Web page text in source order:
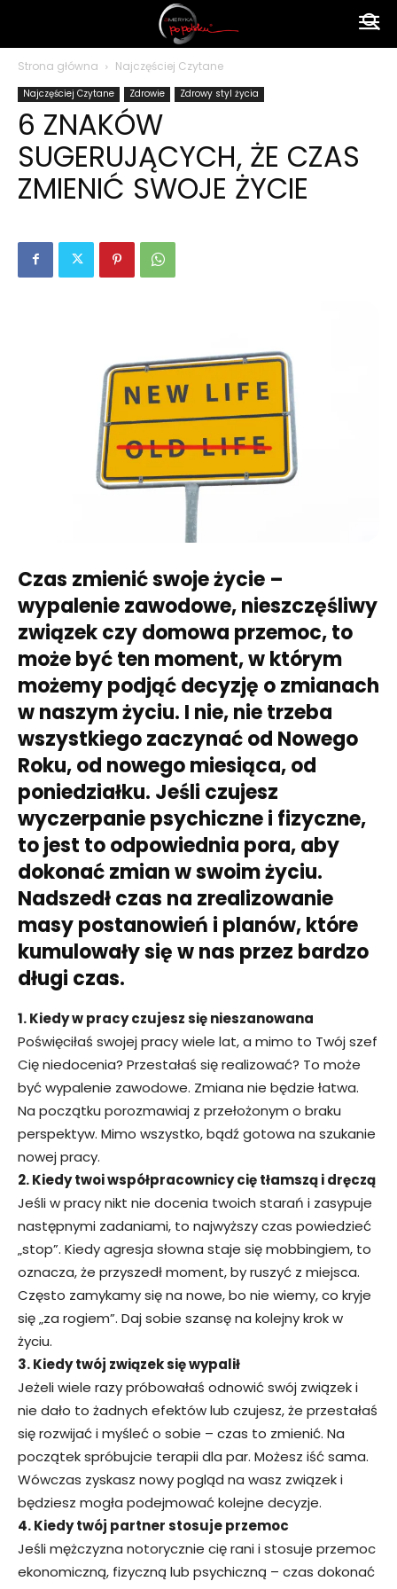
polsku
Strona główna Najczęściej Czytane
Najczęściej Czytane Zdrowie Zdrowy styl życia
6 ZNAKÓW
SUGERUJĄCYCH, ŻE CZAS
ZMIENIĆ SWOJE ŻYCIE
Czas zmienić swoje życie –
wypalenie zawodowe, nieszczęśliwy
związek czy domowa przemoc, to
może być ten moment, w którym
możemy podjąć decyzję o zmianach
w naszym życiu. I nie, nie trzeba
wszystkiego zaczynać od Nowego
Roku, od nowego miesiąca, od
poniedziałku. Jeśli czujesz
wyczerpanie psychiczne i fizyczne,
to jest to odpowiednia pora, aby
dokonać zmian w swoim życiu.
Nadszedł czas na zrealizowanie
masy postanowień i planów, które
kumulowały się w nas przez bardzo
długi czas.
1. Kiedy w pracy czujesz się nieszanowana
Poświęciłaś swojej pracy wiele lat, a mimo to Twój szef
Cię niedocenia? Przestałaś się realizować? To może
być wypalenie zawodowe. Zmiana nie będzie łatwa.
Na początku porozmawiaj z przełożonym o braku
perspektyw. Mimo wszystko, bądź gotowa na szukanie
nowej pracy.
2. Kiedy twoi współpracownicy cię tłamszą i dręczą
Jeśli w pracy nikt nie docenia twoich starań i zasypuje
następnymi zadaniami, to najwyższy czas powiedzieć
„stop”. Kiedy agresja słowna staje się mobbingiem, to
oznacza, że przyszedł moment, by ruszyć z miejsca.
Często zamykamy się na nowe, bo nie wiemy, co kryje
się „za rogiem”. Daj sobie szansę na kolejny krok w
życiu.
3. Kiedy twój związek się wypalił
Jeżeli wiele razy próbowałaś odnowić swój związek i
nie dało to żadnych efektów lub czujesz, że przestałaś
się rozwijać i myśleć o sobie – czas to zmienić. Na
początek spróbujcie terapii dla par. Możesz iść sama.
Wówczas zyskasz nowy pogląd na wasz związek i
będziesz mogła podejmować kolejne decyzje.
4. Kiedy twój partner stosuje przemoc
Jeśli mężczyzna notorycznie cię rani i stosuje przemoc
ekonomiczną, fizyczną lub psychiczną – czas dokonać